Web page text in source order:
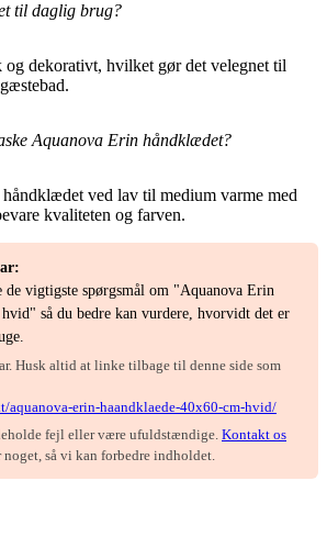
til daglig brug?
og dekorativt, hvilket gør det velegnet til
Aquanova Erin håndklædet?
håndklædet ved lav til medium varme med
kvaliteten og farven.
de vigtigste spørgsmål om "Aquanova Erin
så du bedre kan vurdere, hvorvidt det er
Husk altid at linke tilbage til denne side som
aquanova-erin-haandklaede-40x60-cm-hvid/
fejl eller være ufuldstændige. Kontakt os
noget, så vi kan forbedre indholdet.